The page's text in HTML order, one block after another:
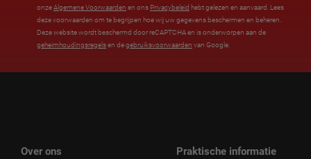
onzeAlgemene Voorwaarden en ons Privacybeleid hebt gelezen en aanvaard. Lees
deze voorwaarden om te begrijpen hoe wij uw gegevens beschermen en beheren.
Deze website wordt beschermd door reCAPTCHA en is onderworpen aan de
geheimhoudingsregelsen degebruiksvoorwaarden van Google.
Over ons Praktische informatie